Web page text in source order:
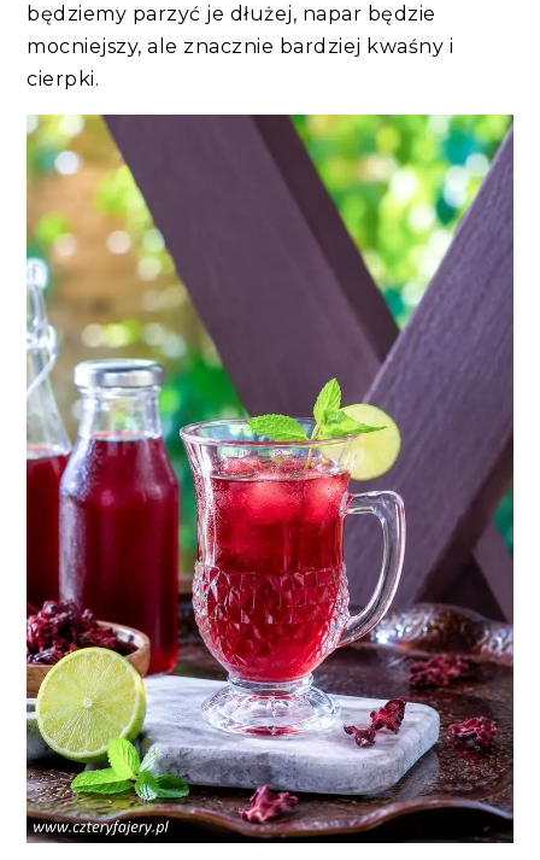
będziemy parzyć je dłużej, napar będzie
mocniejszy, ale znacznie bardziej kwaśny i
cierpki.